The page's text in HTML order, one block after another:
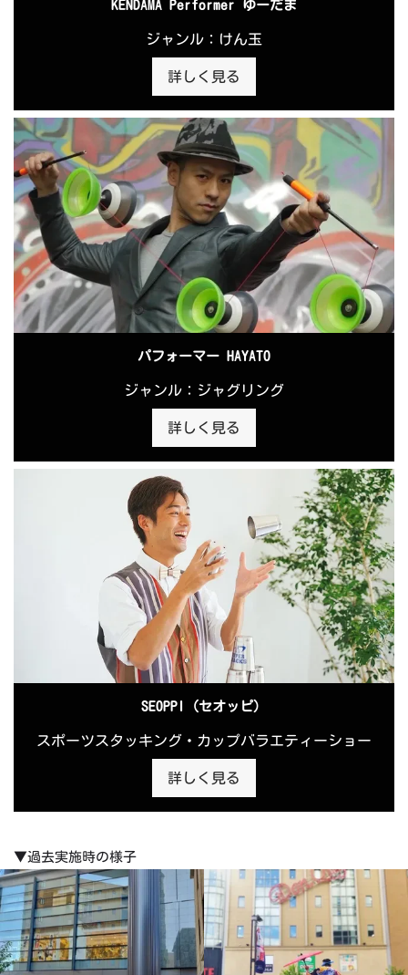
KENDAMA Performer ゆーだま
ジャンル：けん玉
詳しく見る
パフォーマー HAYATO
ジャンル：ジャグリング
詳しく見る
SEOPPI（セオッピ）
スポーツスタッキング・カップバラエティーショー
詳しく見る
▼過去実施時の様子